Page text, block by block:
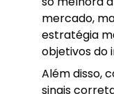
mercado,
estratégia
objetivos do
Além disso,
sinais